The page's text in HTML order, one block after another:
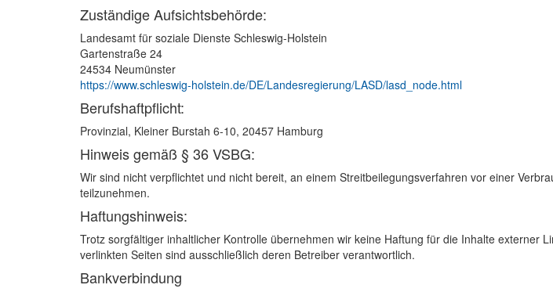
Zuständige Aufsichtsbehörde:
Landesamt für soziale Dienste Schleswig-Holstein
Gartenstraße 24
24534 Neumünster
https://www.schleswig-holstein.de/DE/Landesregierung/LASD/lasd_node.html
Berufshaftpflicht:
Provinzial, Kleiner Burstah 6-10, 20457 Hamburg
Hinweis gemäß § 36 VSBG:
Wir sind nicht verpflichtet und nicht bereit, an einem Streitbeilegungsverfahren vor einer
teilzunehmen.
Haftungshinweis:
Trotz sorgfältiger inhaltlicher Kontrolle übernehmen wir keine Haftung für die Inhalte externer
verlinkten Seiten sind ausschließlich deren Betreiber verantwortlich.
Bankverbindung